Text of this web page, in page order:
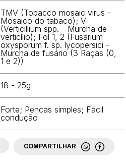
TMV (Tobacco mosaic virus -
Mosaico do tabaco); V
(Verticillium spp. - Murcha de
verticílio); Fol 1, 2 (Fusarium
oxysporum f. sp. lycopersici -
Murcha de fusário (3 Raças (0,
1 e 2))
18 - 25g
Forte; Pencas simples; Fácil
condução
COMPARTILHAR